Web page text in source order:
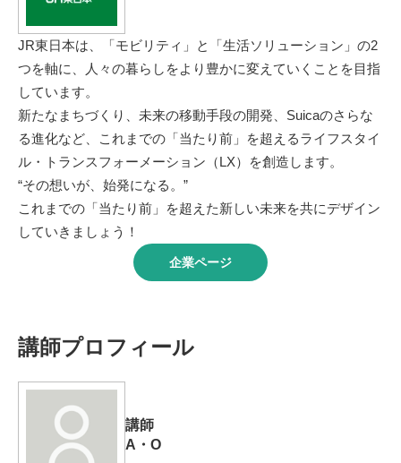
JR東日本は、「モビリティ」と「生活ソリューション」の2
つを軸に、人々の暮らしをより豊かに変えていくことを目指
しています。
新たなまちづくり、未来の移動手段の開発、Suicaのさらな
る進化など、これまでの「当たり前」を超えるライフスタイ
ル・トランスフォーメーション（LX）を創造します。
“その想いが、始発になる。”
これまでの「当たり前」を超えた新しい未来を共にデザイン
していきましょう！
企業ページ
講師プロフィール
講師
A・O